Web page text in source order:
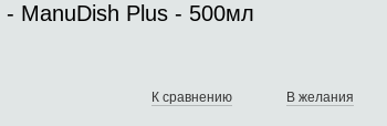
ManuDish Plus - 500мл
К сравнению В желания